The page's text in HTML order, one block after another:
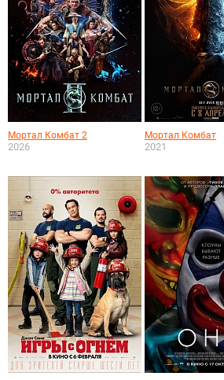
Мортал Комбат 2
2026
Мортал Комбат
2021